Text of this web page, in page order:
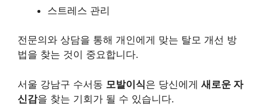
스트레스 관리
전문의와 상담을 통해 개인에게 맞는 탈모 개선 방
법을 찾는 것이 중요합니다.
서울 강남구 수서동 모발이식은 당신에게 새로운 자
신감을 찾는 기회가 될 수 있습니다.